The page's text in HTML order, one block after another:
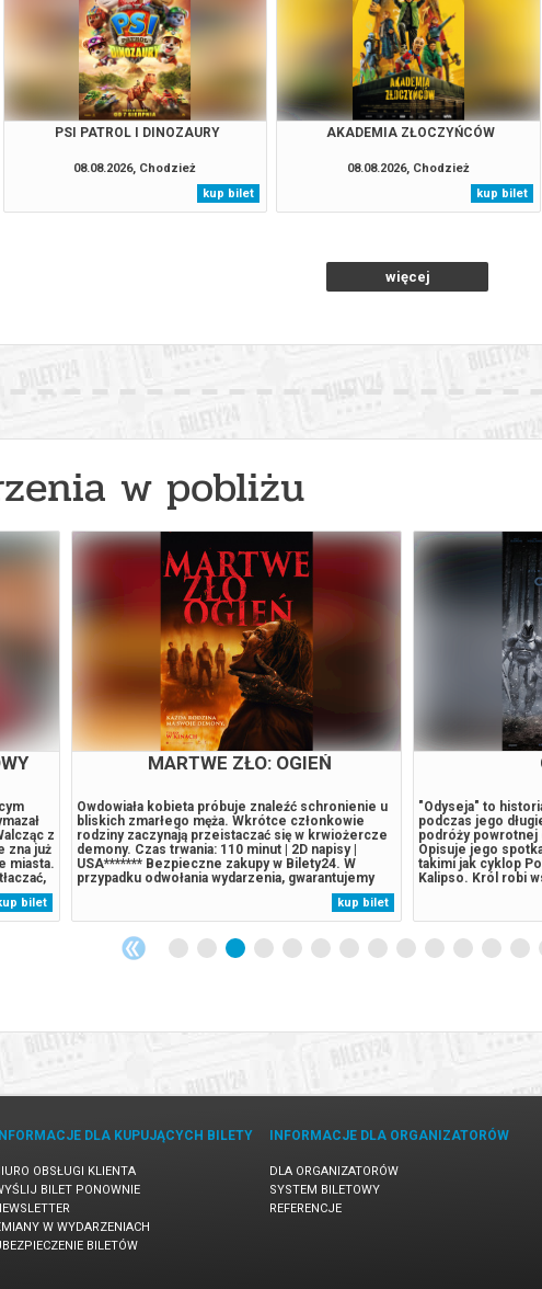
PSI PATROL I DINOZAURY
08.08.2026, Chodzież
kup bilet
AKADEMIA ZŁOCZYŃCÓW
08.08.2026, Chodzież
kup bilet
więcej
w pobliżu
z
zna już
miasta.
bilet
MARTWE ZŁO: OGIEŃ
Owdowiała kobieta próbuje znaleźć schronienie u
bliskich zmarłego męża. Wkrótce członkowie
rodziny zaczynają przeistaczać się w krwiożercze
demony. Czas trwania: 110 minut | 2D napisy |
USA******* Bezpieczne zakupy w Bilety24. W
przypadku odwołania wydarzenia, gwarantujemy
automatyczny zwrot środków potwierdzony
komunikatem wysyłanym na adres e-mail, podany
podczas zakupu.
kup bilet
"Odyseja" to
podczas jego
podróży powrotnej
Opisuje jego
takimi jak cyklop
Kalipso. Król robi
ukochanej żony
Bezpieczne
INFORMACJE DLA KUPUJĄCYCH BILETY
OBSŁUGI KLIENTA
BILET PONOWNIE
W WYDARZENIACH
BILETÓW
INFORMACJE DLA ORGANIZATORÓW
DLA ORGANIZATORÓW
SYSTEM BILETOWY
REFERENCJE